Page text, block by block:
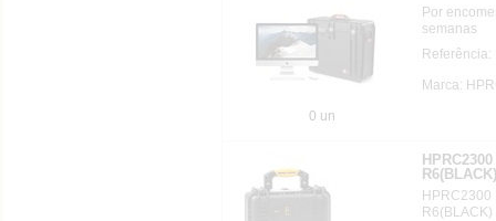
0 un
Por
semanas
Marca:
R6(BLACK)
HPRC2300
R6(BLACK)